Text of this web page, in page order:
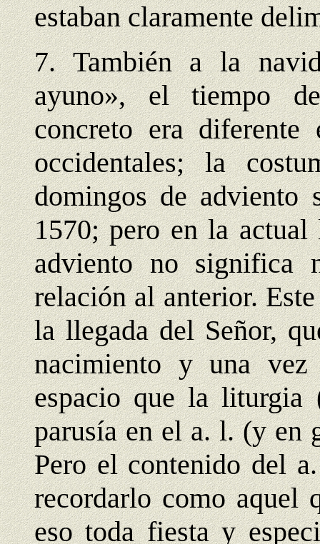
estaban claramente
7. También a la
ayuno», el tiempo
concreto era
occidentales; la
domingos de adviento
1570; pero en la
adviento no significa
relación al anterior.
la llegada del Señor,
nacimiento y una
espacio que la liturgia
parusía en el a. l. (y en
Pero el contenido del
recordarlo como aquel
eso toda fiesta y